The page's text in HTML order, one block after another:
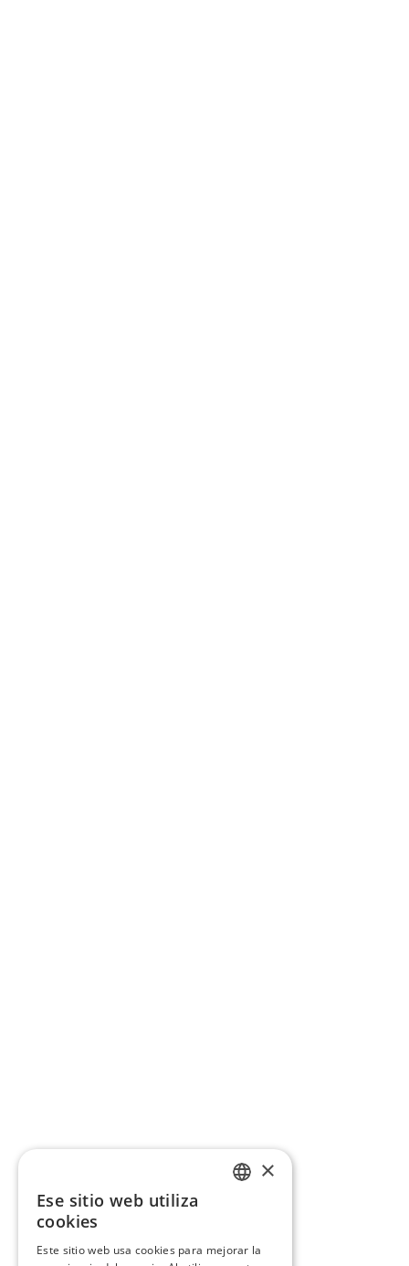
×
Ese sitio web utiliza
cookies
Este sitio web usa cookies para mejorar la